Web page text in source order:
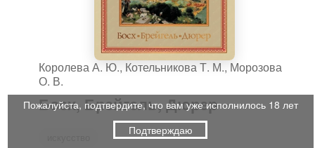
Королева А. Ю., Котельникова Т. М., Морозова
О. В.
Босх, Брейгель, Дюрер
Пожалуйста, подтвердите, что вам уже исполнилось 18 лет
Подтверждаю